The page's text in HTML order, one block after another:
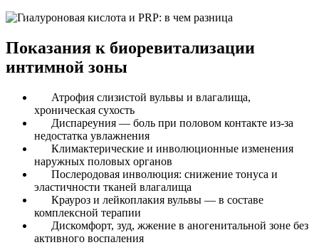
Показания к биоревитализации
интимной зоны
Атрофия слизистой вульвы и влагалища,
хроническая сухость
Диспареуния — боль при половом контакте из-за
недостатка увлажнения
Климактерические и инволюционные изменения
наружных половых органов
Послеродовая инволюция: снижение тонуса и
эластичности тканей влагалища
Крауроз и лейкоплакия вульвы — в составе
комплексной терапии
Дискомфорт, зуд, жжение в аногенитальной зоне без
активного воспаления